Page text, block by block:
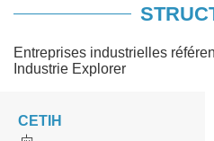
Entreprises industrielles
Industrie Explorer
CETIH